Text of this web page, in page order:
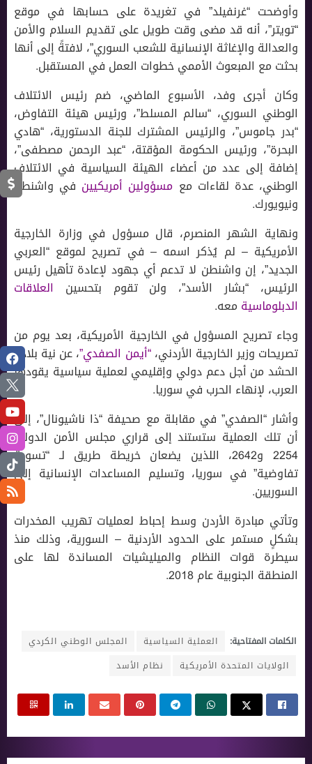
وأوضحت “غرنفيلد” في تغريدة على حسابها في موقع
“تويتر”، أنه قد مضى وقت طويل على تقديم السلام والأمن
والعدالة والإغاثة الإنسانية للشعب السوري”، لافتةً إلى أنها
بحثت مع المبعوث الأممي خطوات العمل في المستقبل.
وكان أجرى وفد، الأسبوع الماضي، ضم رئيس الائتلاف
الوطني السوري، “سالم المسلط”، ورئيس هيئة التفاوض،
“بدر جاموس”، والرئيس المشترك للجنة الدستورية، “هادي
البحرة”، ورئيس الحكومة المؤقتة، “عبد الرحمن مصطفى”،
إضافة إلى عدد من أعضاء الهيئة السياسية في الائتلاف
الوطني، عدة لقاءات مع مسؤولين أمريكيين في واشنطن
ونيويورك.
ونهاية الشهر المنصرم، قال مسؤول في وزارة الخارجية
الأمريكية – لم يُذكر اسمه – في تصريح لموقع “العربي
الجديد”، إن واشنطن لا تدعم أي جهود لإعادة تأهيل رئيس
الرئيس، “بشار الأسد”، ولن تقوم بتحسين العلاقات
الدبلوماسية معه.
وجاء تصريح المسؤول في الخارجية الأمريكية، بعد يوم من
تصريحات وزير الخارجية الأردني،“أيمن الصفدي”، عن نية بلاده
الحشد من أجل دعم دولي وإقليمي لعملية سياسية يقودها
العرب، لإنهاء الحرب في سوريا.
وأشار “الصفدي” في مقابلة مع صحيفة “ذا ناشيونال”، إلى
أن تلك العملية ستستند إلى قراري مجلس الأمن الدولي
2254 و2642، اللذين يضعان خريطة طريق لـ “تسوية
تفاوضية” في سوريا، وتسليم المساعدات الإنسانية إلى
السوريين.
وتأتي مبادرة الأردن وسط إحباط لعمليات تهريب المخدرات
بشكلٍ مستمر على الحدود الأردنية – السورية، وذلك منذ
سيطرة قوات النظام والميليشيات المساندة لها على
المنطقة الجنوبية عام 2018.
الكلمات المفتاحية: العملية السياسية
المجلس الوطني الكردي
الولايات المتحدة الأمريكية
نظام الأسد